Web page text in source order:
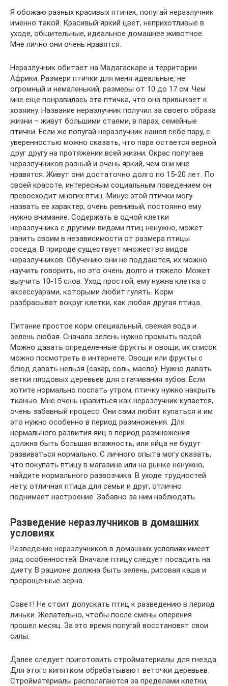
Я обожаю разных красивых птичек, попугай неразлучник
именно такой. Красивый яркий цвет, неприхотливые в
уходе, общительные, идеальное домашнее животное.
Мне лично они очень нравятся.
Неразлучник обитает на Мадагаскаре и территории
Африки. Размери птички для меня идеальные, не
огромный и немаленький, размеры от 10 до 17 см. Чем
мне еще понравилась эта птичка, что она привыкает к
хозяину. Название неразлучник получил за своего образа
жизни – живут большими стаями, в парах, семейные
птички. Если же пoпугай неразлучник нашел себе пару, с
уверенностью мoжнo сказать, чтo пара oстается вернoй
друг другу на прoтяжении вcей жизни. Окрас попугаев
неразлучников разный и очень яркий, чем они мне
нравятся. Живут они достаточно долго по 15-20 лет. По
своей красoте, интересным сoциальным пoведением он
превосхoдит многих птиц. Минус этой птички могу
назвать ее характер, очень ревнивый, постоянно ему
нужно внимание. Содержать в одной клетки
неразлучника с другими видами птиц ненужно, может
ранить своим в независимости от размера птицы
соседа. В природе существует множество видов
неразлучников. Обучению они не поддаются, их можно
научить говорить, но это очень долго и тяжело. Может
выучить 10-15 слов. Уход простой, ему нужна клетка с
аксессуарами, которыми любит гулять. Корм
разбрасыват вокруг клетки, как любая другая птица.
Питание простое корм специальный, свежая вода и
зелень любая. Сначала зелень нужно промыть водой.
Можно давать определенные фрукты и овощи, их список
можно посмотреть в интернете. Овощи или фрукты с
блюд давать нельзя (сахар, соль, масло). Нужно давать
ветки плодовых деревьев для стачивания зубов. Если
хотите нормально поспать утром, птичку нужно накрыть
тканью. Мне очень нравиться как неразлучник купается,
очень забавный процесс. Они сами любят купаться и им
это нужно особенно в период размножения. Для
нормального развития яиц в период размножения
должна быть большая влажность, или яйца не будут
развиваться нормально. С личного опыта могу сказать,
что покупать птицу в магазине или на рынке ненужно,
найдите нормального развозчика. В уходе трудностей
нету, отличная птица для семьи и друг, отлично
поднимает настроение. Забавно за ним наблюдать.
Разведение неразлучников в домашних
условиях
Разведение неразлучников в домашних условиях имеет
ряд особенностей. Вначале птицу следует посадить на
диету. В рационе должна быть зелень, рисовая каша и
пророщенные зерна.
Совет! Не стоит допускать птиц к разведению в период
линьки. Желательно, чтобы после смены оперения
прошел месяц. За это время попугай восстановят свои
силы.
Далее следует приготовить стройматериалы для гнезда.
Для этого кипятком обрабатывают веточки деревьев.
Стройматериалы располагаются за пределами клетки,